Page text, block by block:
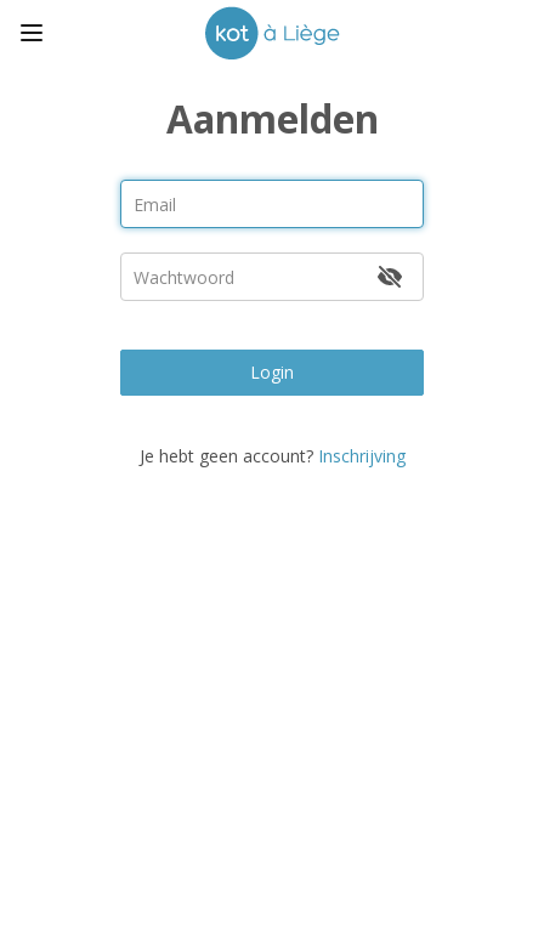
Aanmelden
Login
Je hebt geen account? Inschrijving